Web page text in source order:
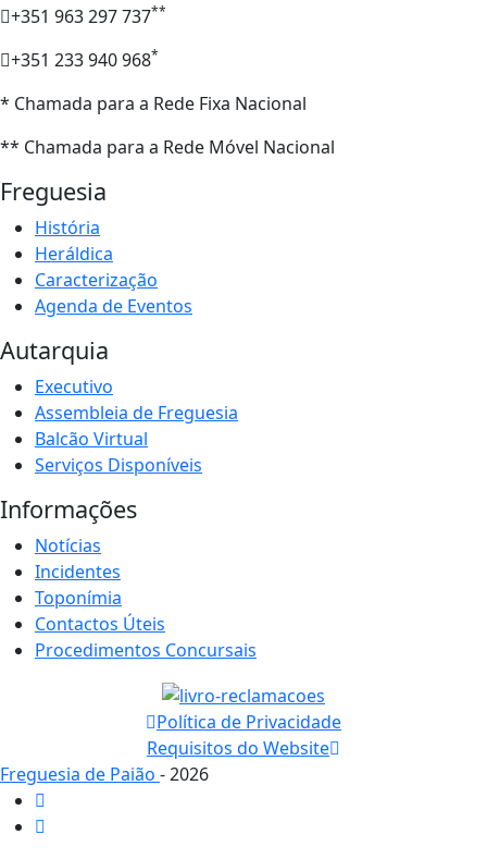
+351 963 297 737**
+351 233 940 968*
* Chamada para a Rede Fixa Nacional
** Chamada para a Rede Móvel Nacional
Freguesia
História
Heráldica
Caracterização
Agenda de Eventos
Autarquia
Executivo
Assembleia de Freguesia
Balcão Virtual
Serviços Disponíveis
Informações
Notícias
Incidentes
Toponímia
Contactos Úteis
Procedimentos Concursais
Política de Privacidade
Requisitos do Website
Freguesia de Paião - 2026